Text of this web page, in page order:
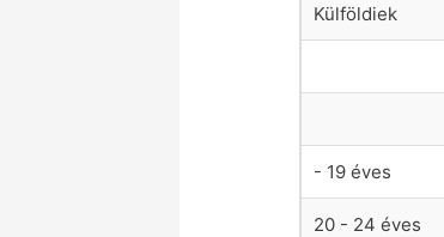
Külföldiek
- 19 éves
20 - 24 éves